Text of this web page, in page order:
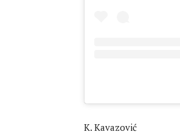
K. Kavazović